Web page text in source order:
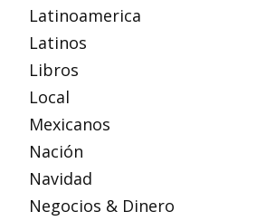
Latinoamerica
Latinos
Libros
Local
Mexicanos
Nación
Navidad
Negocios & Dinero